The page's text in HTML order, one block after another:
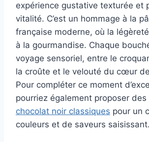
expérience gustative texturée et
vitalité. C’est un hommage à la
française moderne, où la légèreté
à la gourmandise. Chaque
voyage sensoriel, entre le
la croûte et le velouté du cœur
Pour compléter ce moment
pourriez également proposer des
chocolat noir classiques pour un
couleurs et de saveurs saisissant.